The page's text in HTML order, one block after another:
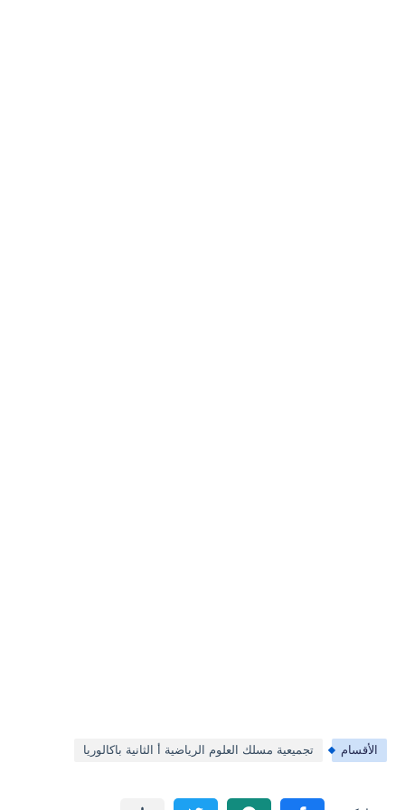
الأقسام تجميعية مسلك العلوم الرياضية أ الثانية باكالوريا